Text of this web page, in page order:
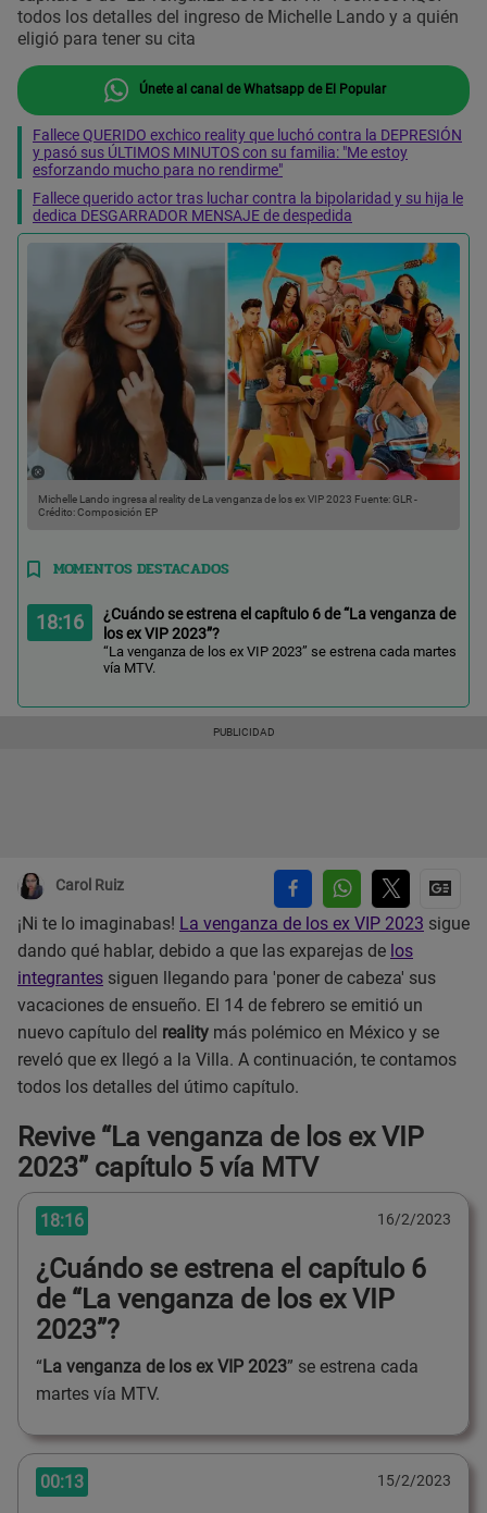
todos los detalles del ingreso de Michelle Lando y a quién
eligió para tener su cita
Únete al canal de Whatsapp de El Popular
Fallece QUERIDO exchico reality que luchó contra la DEPRESIÓN
y pasó sus ÚLTIMOS MINUTOS con su familia: "Me estoy
esforzando mucho para no rendirme"
Fallece querido actor tras luchar contra la bipolaridad y su hija le
dedica DESGARRADOR MENSAJE de despedida
Michelle Lando ingresa al reality de La venganza de los ex VIP 2023 Fuente: GLR-
Crédito: Composición EP
MOMENTOS DESTACADOS
18:16
¿Cuándo se estrena el capítulo 6 de “La venganza de
los ex VIP 2023”?
“La venganza de los ex VIP 2023” se estrena cada martes
vía MTV.
Carol Ruiz
¡Ni te lo imaginabas! La venganza de los ex VIP 2023 sigue
dando qué hablar, debido a que las exparejas de los
integrantes siguen llegando para 'poner de cabeza' sus
vacaciones de ensueño. El 14 de febrero se emitió un
nuevo capítulo del reality más polémico en México y se
reveló que ex llegó a la Villa. A continuación, te contamos
todos los detalles del útimo capítulo.
Revive “La venganza de los ex VIP
2023” capítulo 5 vía MTV
18:16 16/2/2023
¿Cuándo se estrena el capítulo 6
de “La venganza de los ex VIP
2023”?
“La venganza de los ex VIP 2023” se estrena cada
martes vía MTV.
00:13 15/2/2023